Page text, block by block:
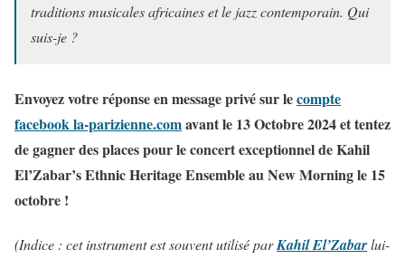
traditions musicales africaines et le jazz contemporain. Qui
suis-je ?
Envoyez votre réponse en message privé sur lecompte
facebook la-parizienne.comavant le 13 Octobre 2024 et tentez
de gagner des places pour le concert exceptionnel de Kahil
El’Zabar’s Ethnic Heritage Ensemble au New Morning le 15
octobre !
(Indice : cet instrument est souvent utilisé parKahil El’Zabarlui-